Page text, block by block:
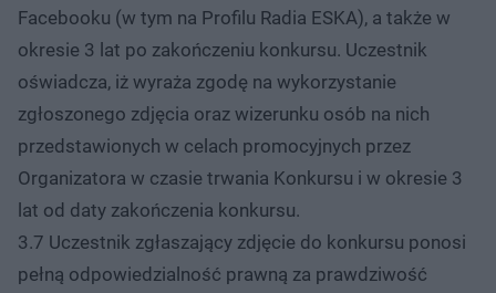
Facebooku (w tym na Profilu Radia ESKA), a także w
okresie 3 lat po zakończeniu konkursu. Uczestnik
oświadcza, iż wyraża zgodę na wykorzystanie
zgłoszonego zdjęcia oraz wizerunku osób na nich
przedstawionych w celach promocyjnych przez
Organizatora w czasie trwania Konkursu i w okresie 3
lat od daty zakończenia konkursu.
3.7 Uczestnik zgłaszający zdjęcie do konkursu ponosi
pełną odpowiedzialność prawną za prawdziwość